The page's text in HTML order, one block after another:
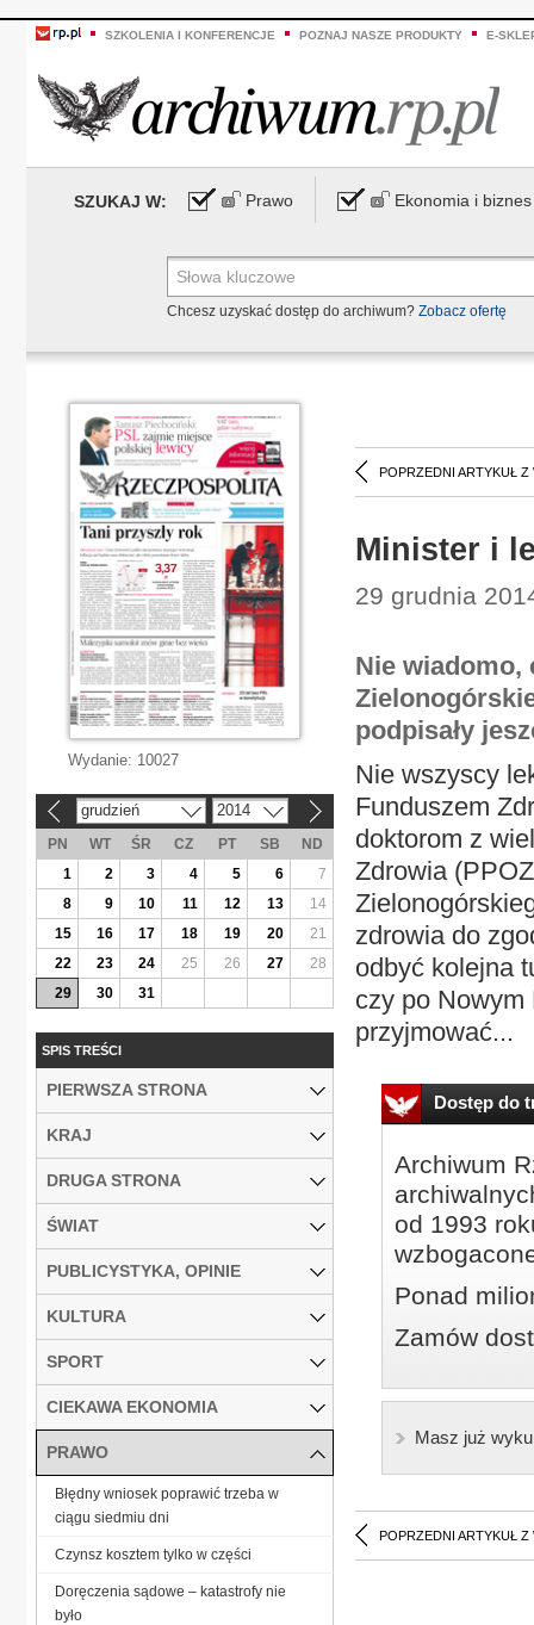
SZKOLENIA I KONFERENCJE POZNAJ NASZE PRODUKTY E-
SZUKAJ W: Prawo Ekonomia i biznes
Chcesz uzyskać dostęp do archiwum? Zobacz ofertę
POPRZEDNI ARTYKUŁ Z
Minister i
29 grudnia
Nie wiadomo,
podpisały
Nie wszyscy
Funduszem
doktorom z
Zdrowia
zdrowia do
odbyć kolejna
czy po Nowym
przyjmować...
Dostęp do
Archiwum
od 1993
Ponad
Zamów
Masz już
POPRZEDNI ARTYKUŁ Z
Wydanie: 10027
grudzień 2014
PN WT ŚR CZ PT SB
ND
1
2 3 4 5 6
7
8
9 10 11 12 13
14
15
16 17 18 19 20
21
22
23 24 25 26 27
28
29
30 31
SPIS TREŚCI
PIERWSZA STRONA
KRAJ
DRUGA STRONA
ŚWIAT
PUBLICYSTYKA, OPINIE
KULTURA
SPORT
CIEKAWA EKONOMIA
PRAWO
Błędny wniosek poprawić trzeba w
ciągu siedmiu dni
Czynsz kosztem tylko w części
Doręczenia sądowe – katastrofy nie
było